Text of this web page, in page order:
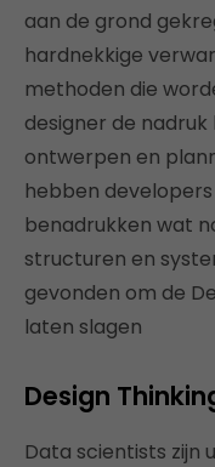
aan de grond
hardnekkige
methoden die
designer de
ontwerpen en
hebben
benadrukken wat
structuren en
gevonden om de
laten slagen
Design
Data scientists zijn